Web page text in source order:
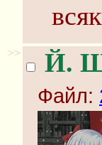
>> Й.
Файл: